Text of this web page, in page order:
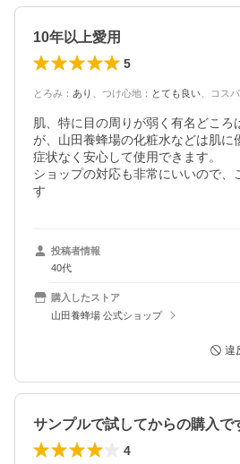
10年以上愛用
5
とろみ ： あり つけ心地 ： とても良い コスパ
肌、特に目の周りが弱く有名どころ
が、山田養蜂場の化粧水などは肌に
症状なく安心して使用できます。
ショップの対応も非常にいいので、
す
投稿者情報
40代
購入したストア
山田養蜂場 公式ショップ
違
4